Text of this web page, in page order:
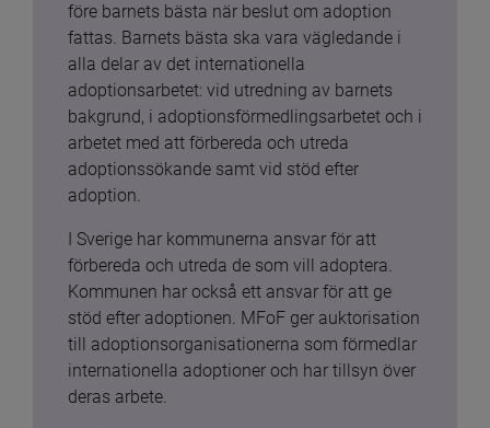
före barnets bästa när beslut om adoption
fattas. Barnets bästa ska vara vägledande i
alla delar av det internationella
adoptionsarbetet: vid utredning av barnets
bakgrund, i adoptionsförmedlingsarbetet och i
arbetet med att förbereda och utreda
adoptionssökande samt vid stöd efter
adoption.
I Sverige har kommunerna ansvar för att
förbereda och utreda de som vill adoptera.
Kommunen har också ett ansvar för att ge
stöd efter adoptionen. MFoF ger auktorisation
till adoptionsorganisationerna som förmedlar
internationella adoptioner och har tillsyn över
deras arbete.